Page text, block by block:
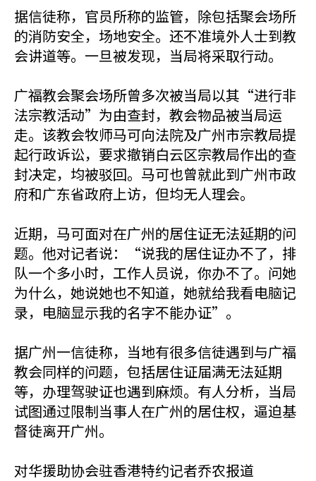
据信徒称，官员所称的监管，除包括聚会场所
的消防安全，场地安全。还不准境外人士到教
会讲道等。一旦被发现，当局将采取行动。
广福教会聚会场所曾多次被当局以其“进行非
法宗教活动”为由查封，教会物品被当局运
走。该教会牧师马可向法院及广州市宗教局提
起行政诉讼，要求撤销白云区宗教局作出的查
封决定，均被驳回。马可也曾就此到广州市政
府和广东省政府上访，但均无人理会。
近期，马可面对在广州的居住证无法延期的问
题。他对记者说：“说我的居住证办不了，排
队一个多小时，工作人员说，你办不了。问她
为什么，她说她也不知道，她就给我看电脑记
录，电脑显示我的名字不能办证”。
据广州一信徒称，当地有很多信徒遇到与广福
教会同样的问题，包括居住证届满无法延期
等，办理驾驶证也遇到麻烦。有人分析，当局
试图通过限制当事人在广州的居住权，逼迫基
督徒离开广州。
对华援助协会驻香港特约记者乔农报道